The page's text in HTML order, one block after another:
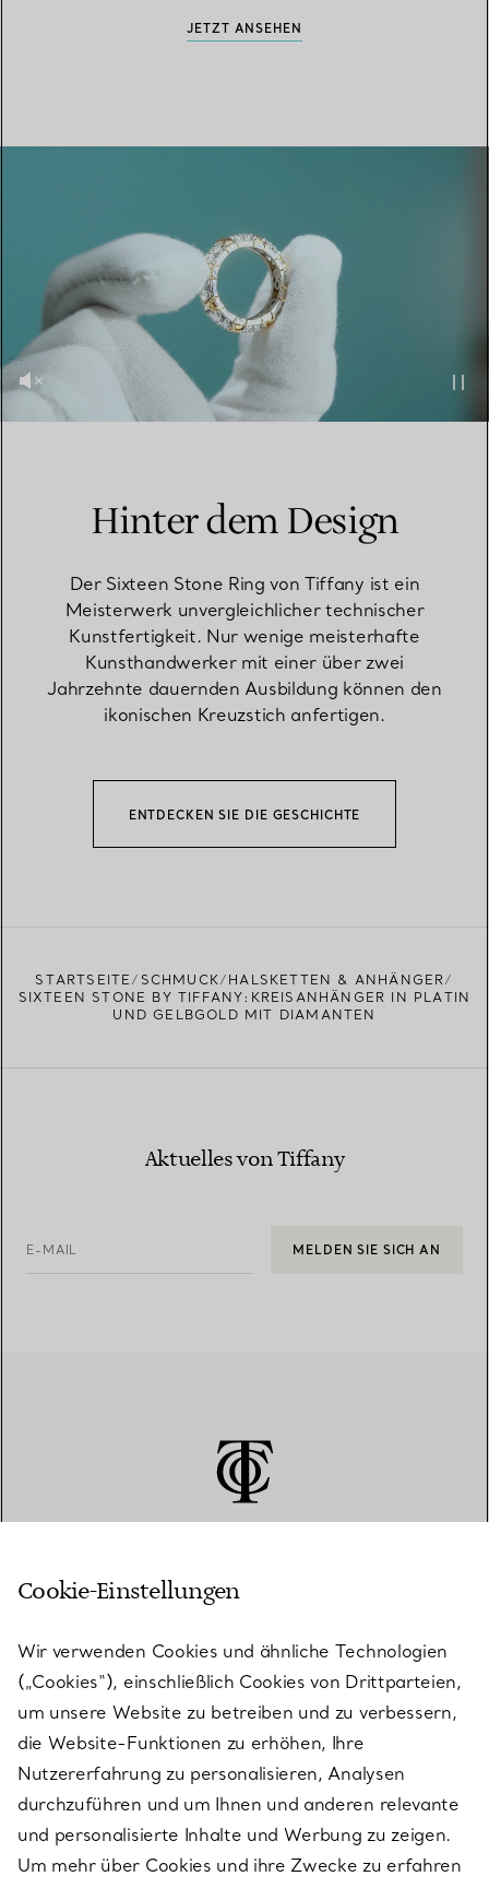
JETZT ANSEHEN
Hinter dem Design
Der Sixteen Stone Ring von Tiffany ist ein
Meisterwerk unvergleichlicher technischer
Kunstfertigkeit. Nur wenige meisterhafte
Kunsthandwerker mit einer über zwei
Jahrzehnte dauernden Ausbildung können den
ikonischen Kreuzstich anfertigen.
ENTDECKEN SIE DIE GESCHICHTE
STARTSEITE SCHMUCK
HALSKETTEN & ANHÄNGER
SIXTEEN STONE BY TIFFANY:KREISANHÄNGER IN PLATIN
UND GELBGOLD MIT DIAMANTEN
Aktuelles von Tiffany
E-MAIL MELDEN SIE SICH AN
KUNDENSERVICE
SERVICES
ÜBER TIFFANY & CO.
RECHTLICHE HINWEISE
Cookie-Einstellungen
Wir verwenden Cookies und ähnliche Technologien
(„Cookies“), einschließlich Cookies von Drittparteien,
um unsere Website zu betreiben und zu verbessern,
die Website-Funktionen zu erhöhen, Ihre
Nutzererfahrung zu personalisieren, Analysen
durchzuführen und um Ihnen und anderen relevante
und personalisierte Inhalte und Werbung zu zeigen.
Um mehr über Cookies und ihre Zwecke zu erfahren